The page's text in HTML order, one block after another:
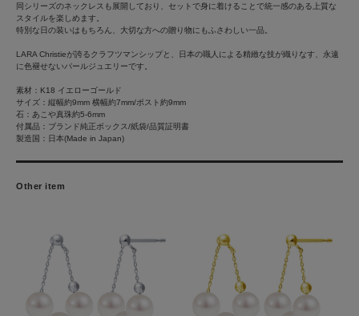
同シリーズのネックレスも展開しており、セットで身に着けることで統一感のある上質な
スタイルを楽しめます。
特別な日の装いはもちろん、大切な方への贈り物にもふさわしい一品。
LARA Christieが誇るクラフツマンシップと、日本の職人による精緻な技が織りなす、永遠
に色褪せないパールジュエリーです。
素材：K18 イエローゴールド
サイズ：縦幅約9mm 横幅約7mm/ポスト約9mm
石：あこや真珠約5-6mm
付属品：ブランド純正ボックス/紙袋/品質証明書
製造国：日本(Made in Japan)
Other item